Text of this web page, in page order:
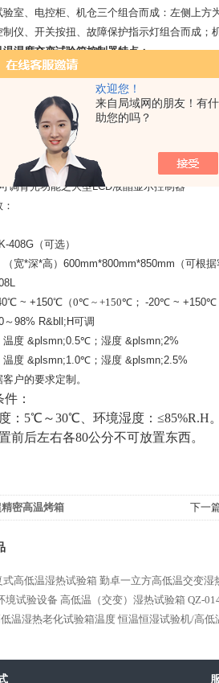
欢迎您！
来自局域网的朋友！有
助您的吗？
室、电控柜、机仓三个组合而成：左侧上
制仪、开关按扭、故障保护指示灯组合而成；
温湿度交变试验箱控制器特点：
器；
显示；
直接按键型；
可程控器；
；
调背光功能之大型LCD液晶显示控制器
408G（可选）
宽*深*高）600mm*800mm*850mm（可根据
~ +150℃（0℃ ~ +150℃； -20℃ ~ +150℃
～98% R&bll;H可调
温度 &plsmn;0.5℃；湿度 &plsmn;2%
温度 &plsmn;1.0℃；湿度 &plsmn;2.5%
户的要求定制。
：
：5℃～30℃、环境湿度：≤85%R.H。
前后左右各80公分不可放置东西。
密高温烤箱 下一
高低温湿热试验箱 勤卓一立方高低温交变湿
境试验设备 高低温（交变）湿热试验箱 QZ-
温湿热老化试验箱温度 恒温恒湿试验机/高低